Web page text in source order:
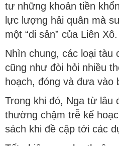
tư những khoản tiền
lực lượng hải quân mà
một “di sản” của Liên Xô.
Nhìn chung, các loại tàu
cũng như đòi hỏi nhiều
hoạch, đóng và đưa vào
Trong khi đó, Nga từ lâu
thường chậm trễ kế
sách khi đề cập tới các